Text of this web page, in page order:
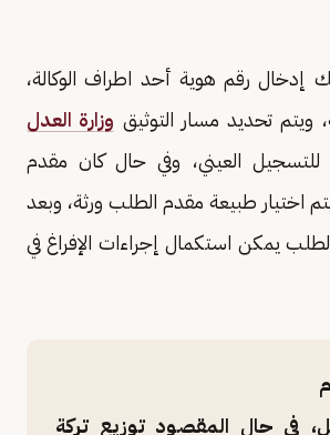
إدخال رقم هوية أحد اطراف الوكالة،
ويتم تحديد مسار التوثيق وزارة العدل
للتسجيل العيني، وفي حال كان مقدم
اختيار طبيعة مقدم الطلب ورثة، وبعد
يمكن استكمال إجراءات الإفراغ في
في حال المقصود توزيع تركة